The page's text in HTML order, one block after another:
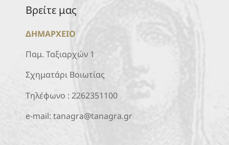
Βρείτε μας
ΔΗΜΑΡΧΕΙΟ
Παμ. Ταξιαρχών 1
Σχηματάρι Βοιωτίας
Τηλέφωνο : 2262351100
e-mail: tanagra@tanagra.gr